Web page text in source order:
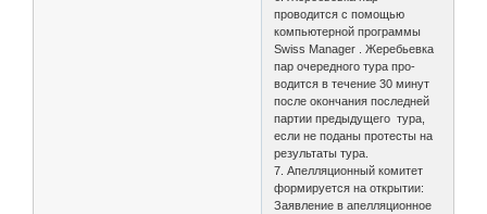
проводится с помощью
компьютерной программы
Swiss Manager . Жеребьевка
пар очередного тура про-
водится в течение 30 минут
после окончания последней
партии предыдущего тура,
если не поданы протесты на
результаты тура.
7. Апелляционный комитет
формируется на открытии:
Заявление в апелляционное